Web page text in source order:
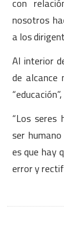
nosotros
a los
Al interior
de alcance
“Los seres
ser
es que hay
error y